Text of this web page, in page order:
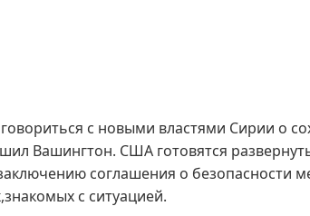
с новыми властями Сирии о
Вашингтон. США готовятся
соглашения о безопасности
с ситуацией.